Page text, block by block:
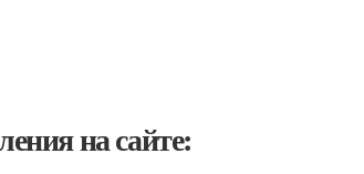
на сайте: